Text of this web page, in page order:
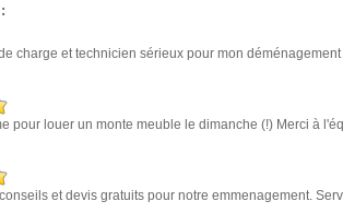
charge et technicien sérieux pour mon déménagement
pour louer un monte meuble le dimanche (!) Merci à
et devis gratuits pour notre emmenagement.